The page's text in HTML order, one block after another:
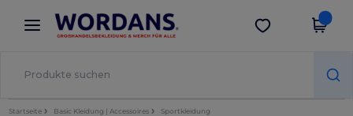
× Wordans App
Bessere Preise in der App!
App holen
Startseite Basic Kleidung | Accessoires Sportkleidung